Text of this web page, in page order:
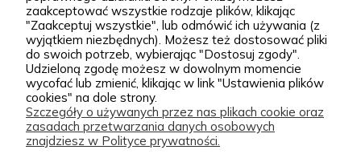
bardziej unikatowe krzewy ozdobne, drzewa, byliny
oraz sadzonki do ogrodu. Każda roślina jest przez
nas pielęgnowana, nawożona, przycinana i
przygotowywana tak, aby mogła trafić do Twojego
ogrodu w jak najlepszej kondycji. W Zielonej Parze
stawiamy przede wszystkim na jakość sadzonek.
Wiemy, że dobrze ukorzeniona, zdrowa roślina to
Kategorie
Informacje
zielonapara.pl © 2026
zaakceptować wszystkie rodzaje plików, klikając
"Zaakceptuj wszystkie", lub odmówić ich używania (z
wyjątkiem niezbędnych). Możesz też dostosować pliki
do swoich potrzeb, wybierając "Dostosuj zgody".
Udzieloną zgodę możesz w dowolnym momencie
wycofać lub zmienić, klikając w link "Ustawienia plików
cookies" na dole strony.
Szczegóły o używanych przez nas plikach cookie oraz
zasadach przetwarzania danych osobowych
znajdziesz w Polityce prywatności.